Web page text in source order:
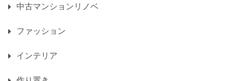
中古マンションリノベ
ファッション
インテリア